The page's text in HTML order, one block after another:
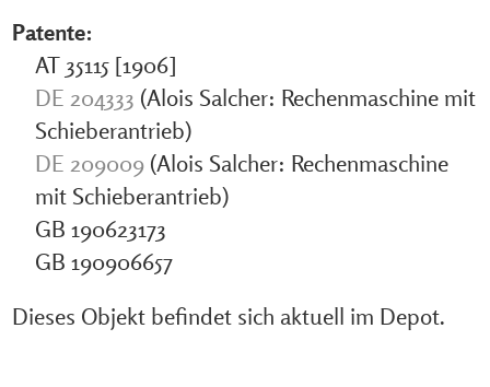
Patente:
AT 35115 [1906]
DE 204333 (Alois Salcher: Rechenmaschine mit
Schieberantrieb)
DE 209009(Alois Salcher: Rechenmaschine
mit Schieberantrieb)
GB 190623173
GB 190906657
Dieses Objekt befindet sich aktuell im Depot.